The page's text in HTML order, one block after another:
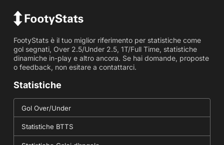
FootyStats è il tuo miglior riferimento per statistiche come
gol segnati, Over 2.5/Under 2.5, 1T/Full Time, statistiche
dinamiche in-play e altro ancora. Se hai domande, proposte
o feedback, non esitare a contattarci.
Statistiche
Gol Over/Under
Statistiche BTTS